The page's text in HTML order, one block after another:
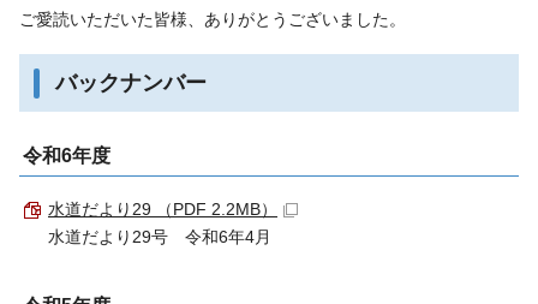
ご愛読いただいた皆様、ありがとうございました。
バックナンバー
令和6年度
水道だより29 （PDF 2.2MB）
水道だより29号 令和6年4月